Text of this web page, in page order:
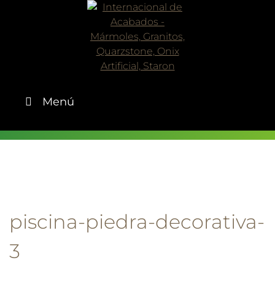
Menú
piscina-piedra-decorativa-
3